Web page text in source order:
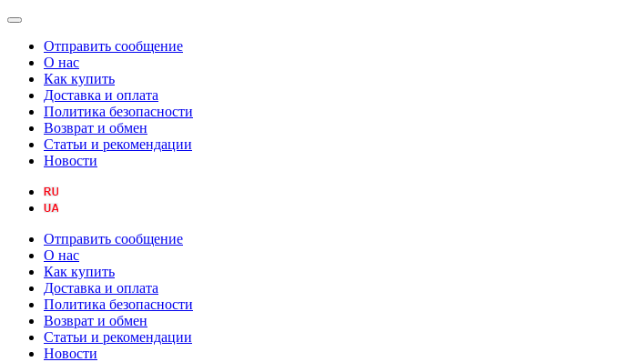
Отправить сообщение
О нас
Как купить
Доставка и оплата
Политика безопасности
Возврат и обмен
Статьи и рекомендации
Новости
Отправить сообщение
О нас
Как купить
Доставка и оплата
Политика безопасности
Возврат и обмен
Статьи и рекомендации
Новости